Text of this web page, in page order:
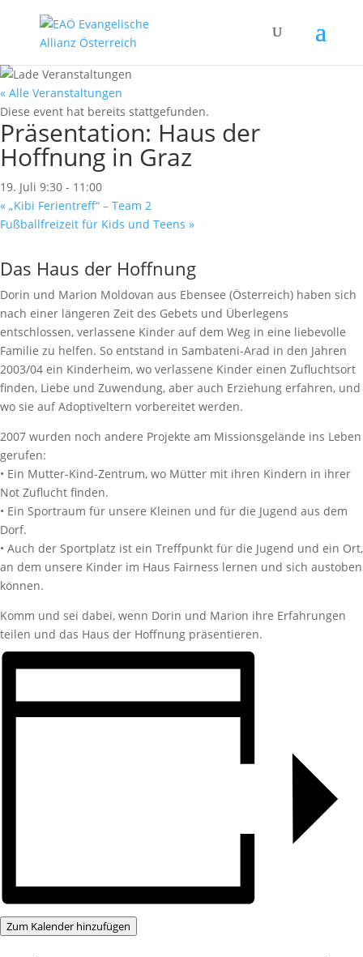
« Alle Veranstaltungen
Diese event hat bereits stattgefunden.
Präsentation: Haus der
Hoffnung in Graz
19. Juli 9:30 - 11:00
« „Kibi Ferientreff“ – Team 2
Fußballfreizeit für Kids und Teens »
Das Haus der Hoffnung
Dorin und Marion Moldovan aus Ebensee (Österreich) haben sich
nach einer längeren Zeit des Gebets und Überlegens
entschlossen, verlassene Kinder auf dem Weg in eine liebevolle
Familie zu helfen. So entstand in Sambateni-Arad in den Jahren
2003/04 ein Kinderheim, wo verlassene Kinder einen Zufluchtsort
finden, Liebe und Zuwendung, aber auch Erziehung erfahren, und
wo sie auf Adoptiveltern vorbereitet werden.
2007 wurden noch andere Projekte am Missionsgelände ins Leben
gerufen:
• Ein Mutter-Kind-Zentrum, wo Mütter mit ihren Kindern in ihrer
Not Zuflucht finden.
• Ein Sportraum für unsere Kleinen und für die Jugend aus dem
Dorf.
• Auch der Sportplatz ist ein Treffpunkt für die Jugend und ein Ort,
an dem unsere Kinder im Haus Fairness lernen und sich austoben
können.
Komm und sei dabei, wenn Dorin und Marion ihre Erfahrungen
teilen und das Haus der Hoffnung präsentieren.
Zum Kalender hinzufügen